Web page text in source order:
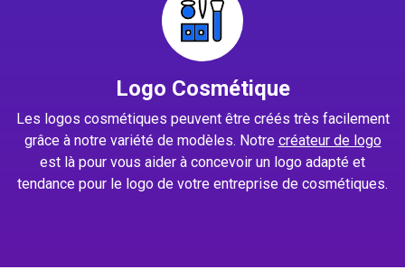
Logo Cosmétique
Les logos cosmétiques peuvent être créés très facilement
grâce à notre variété de modèles. Notre créateur de logo
est là pour vous aider à concevoir un logo adapté et
tendance pour le logo de votre entreprise de cosmétiques.